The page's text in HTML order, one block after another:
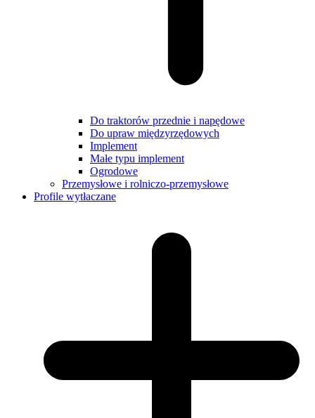
Do traktorów przednie i napędowe
Do upraw międzyrzędowych
Implement
Małe typu implement
Ogrodowe
Przemysłowe i rolniczo-przemysłowe
Profile wytłaczane